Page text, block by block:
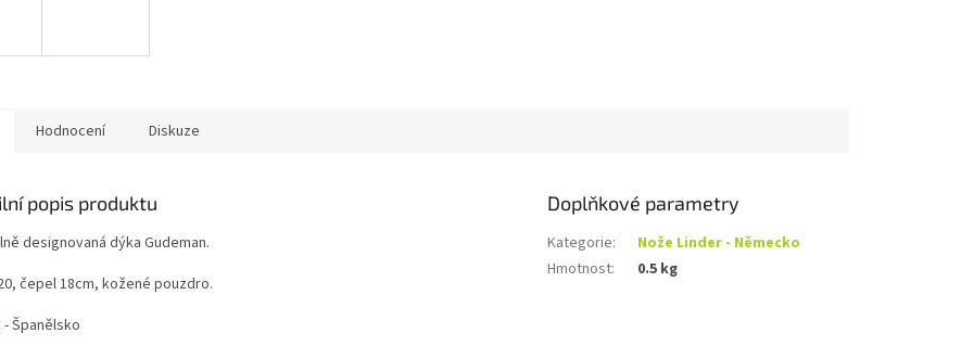
Hodnocení Diskuze
popis produktu
designovaná dýka Gudeman.
čepel 18cm, kožené pouzdro.
Španělsko
Doplňkové parametry
Kategorie:
Nože Linder - Německo
Hmotnost: 0.5 kg